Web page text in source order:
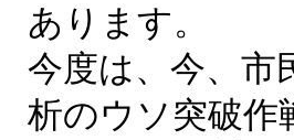
あります。
今度は、今、市
析のウソ突破作